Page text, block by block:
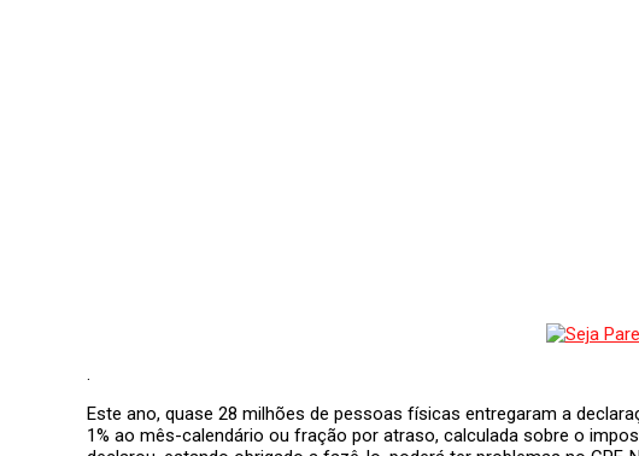
.
Este ano, quase 28 milhões de pessoas físicas entregaram a
1% ao mês-calendário ou fração por atraso, calculada sobre o